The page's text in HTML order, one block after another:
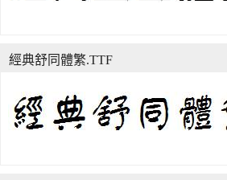
經典舒同體繁.TTF